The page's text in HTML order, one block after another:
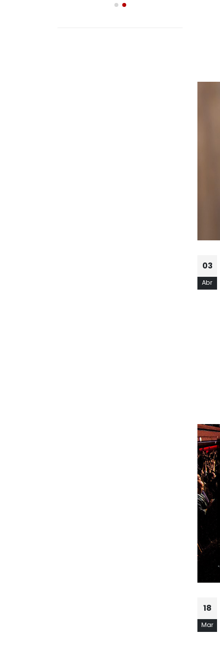
03
Abr
18
Mar